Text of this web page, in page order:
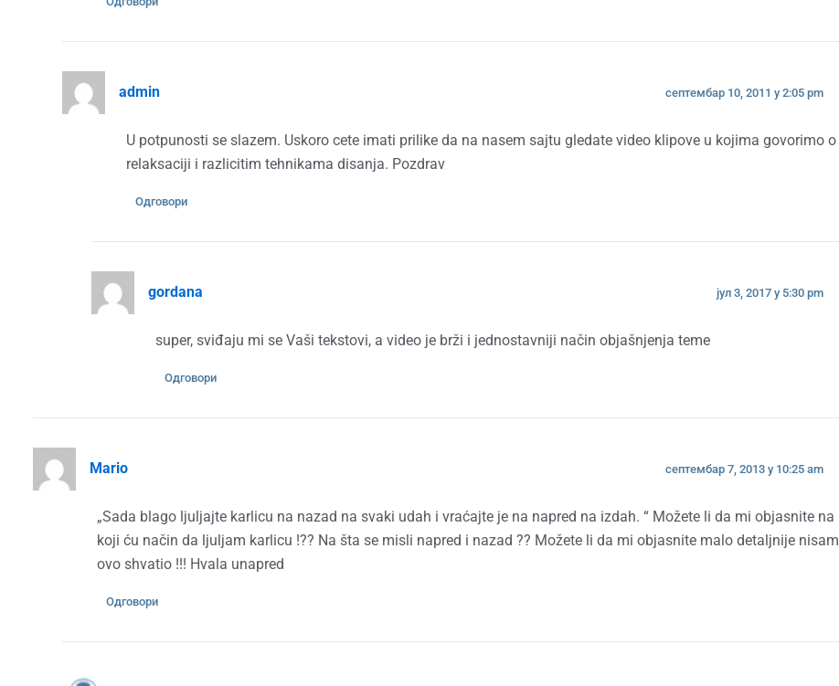
admin септембар 10, 2011 у 2:05 pm
U potpunosti se slazem. Uskoro cete imati prilike da na nasem sajtu gledate video klipove u kojima govorimo o
relaksaciji i razlicitim tehnikama disanja. Pozdrav
Одговори
gordana јул 3, 2017 у 5:30 pm
super, sviđaju mi se Vaši tekstovi, a video je brži i jednostavniji način objašnjenja teme
Одговори
Mario септембар 7, 2013 у 10:25 am
„Sada blago ljuljajte karlicu na nazad na svaki udah i vraćajte je na napred na izdah. “ Možete li da mi objasnite na
koji ću način da ljuljam karlicu !?? Na šta se misli napred i nazad ?? Možete li da mi objasnite malo detaljnije nisam
ovo shvatio !!! Hvala unapred
Одговори